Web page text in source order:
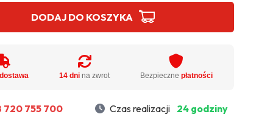
DODAJ DO KOSZYKA
dostawa 14 dni na zwrot Bezpieczne płatności
720 755 700 Czas realizacji 24 godziny